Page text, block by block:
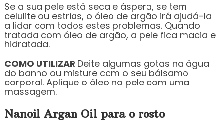
Se a sua pele está seca e áspera, se tem
celulite ou estrias, o óleo de argão irá ajudá-la
a lidar com todos estes problemas. Quando
tratada com óleo de argão, a pele fica macia e
hidratada.
COMO UTILIZAR Deite algumas gotas na água
do banho ou misture com o seu bálsamo
corporal. Aplique o óleo na pele com uma
massagem.
Nanoil Argan Oil para o rosto